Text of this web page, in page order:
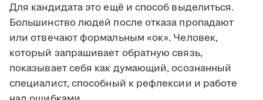
Для кандидата это ещё и способ выделиться.
Большинство людей после отказа пропадают
или отвечают формальным «ок». Человек,
который запрашивает обратную связь,
показывает себя как думающий, осознанный
специалист, способный к рефлексии и работе